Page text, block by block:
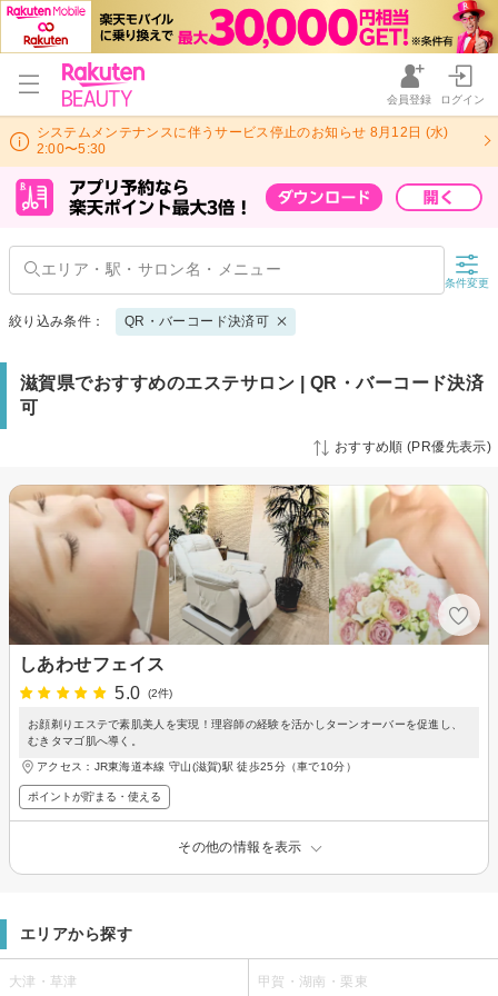
会員登録 ログイン
システムメンテナンスに伴うサービス停止のお知らせ 8月12日 (水)
2:00〜5:30
条件変更
絞り込み条件： QR・バーコード決済可
滋賀県でおすすめのエステサロン | QR・バーコード決済
可
おすすめ順 (PR優先表示)
しあわせフェイス
5.0
(2件)
お顔剃りエステで素肌美人を実現！理容師の経験を活かしターンオーバーを促進し、
むきタマゴ肌へ導く。
アクセス：JR東海道本線 守山(滋賀)駅 徒歩25分（車で10分）
ポイントが貯まる・使える
その他の情報を表示
エリアから探す
大津・草津 甲賀・湖南・栗東